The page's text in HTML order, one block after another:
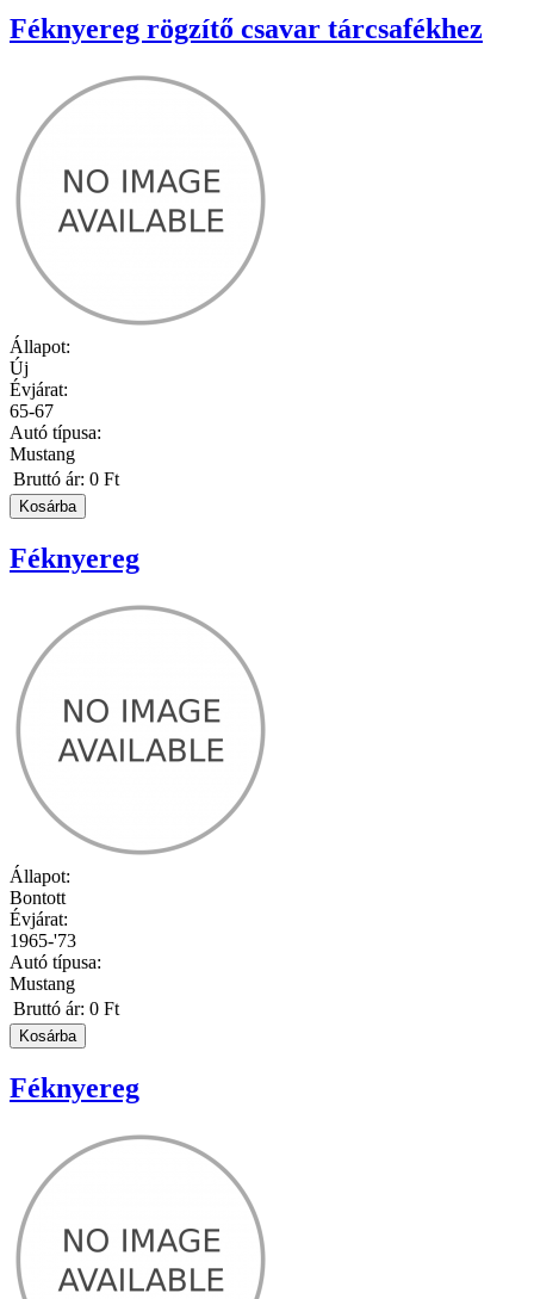
Féknyereg rögzítő csavar tárcsafékhez
Állapot:
Új
Évjárat:
65-67
Autó típusa:
Mustang
Bruttó ár: 0 Ft
Féknyereg
Állapot:
Bontott
Évjárat:
1965-'73
Autó típusa:
Mustang
Bruttó ár: 0 Ft
Féknyereg